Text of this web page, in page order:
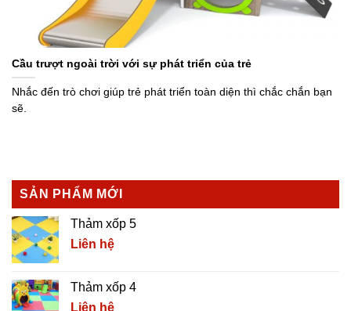
SẢN PHẨM MỚI
Thảm xốp 5
Liên hệ
Thảm xốp 4
Liên hệ
Cầu trượt ngoài trời với sự phát triển của trẻ
Nhắc đến trò chơi giúp trẻ phát triển toàn diện thì chắc chắn bạn
sẽ.